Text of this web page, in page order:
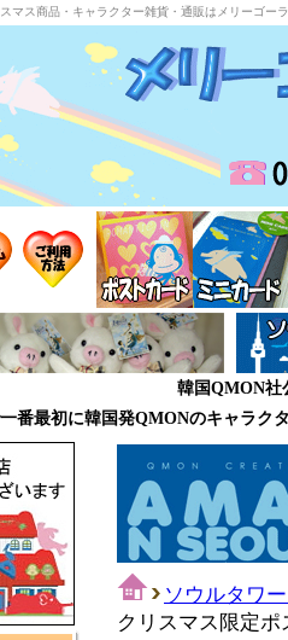
マス商品・キャラクター雑貨・通販はメリーゴー
韓国QMON社
番最初に韓国発QMONのキャラク
ソウルタワ
クリスマス限定ポ